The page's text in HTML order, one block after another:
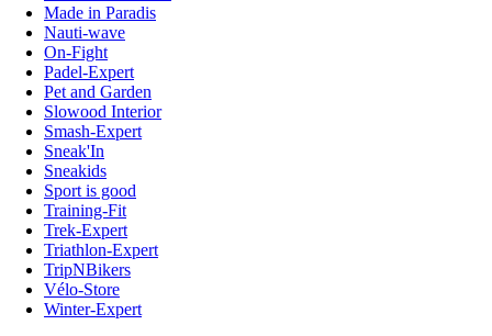
Made in Paradis
Nauti-wave
On-Fight
Padel-Expert
Pet and Garden
Slowood Interior
Smash-Expert
Sneak'In
Sneakids
Sport is good
Training-Fit
Trek-Expert
Triathlon-Expert
TripNBikers
Vélo-Store
Winter-Expert